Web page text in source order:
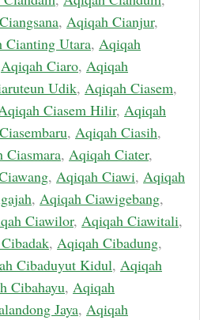
, Aqiqah Cianjur,
Cianting Utara, Aqiqah
Aqiqah Ciaro, Aqiqah
Udik, Aqiqah Ciasem,
Ciasem Hilir, Aqiqah
, Aqiqah Ciasih,
Ciasmara, Aqiqah Ciater,
, Aqiqah Ciawi, Aqiqah
, Aqiqah Ciawigebang,
Ciawilor, Aqiqah Ciawitali,
, Aqiqah Cibadung,
Cibaduyut Kidul, Aqiqah
Cibahayu, Aqiqah
Jaya, Aqiqah